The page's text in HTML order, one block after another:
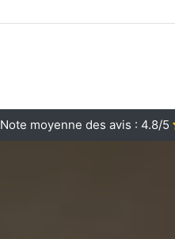
Note moyenne des avis : 4.8/5